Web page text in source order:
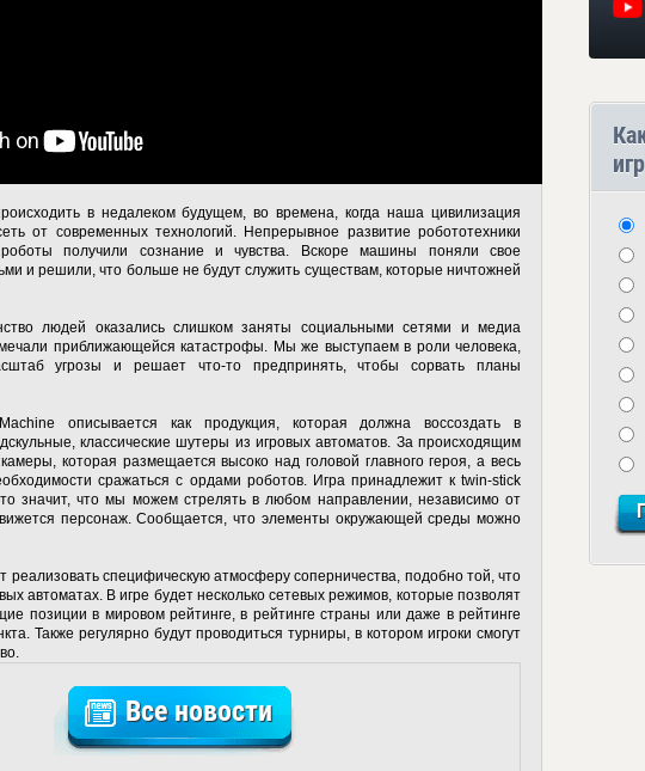
в недалеком будущем, во времена, когда наша цивилизация
от современных технологий. Непрерывное развитие робототехники
получили сознание и чувства. Вскоре машины поняли свое
и решили, что больше не будут служить существам, которые ничтожней
людей оказались слишком заняты социальными сетями и медиа
приближающейся катастрофы. Мы же выступаем в роли человека,
угрозы и решает что-то предпринять, чтобы сорвать планы
описывается как продукция, которая должна воссоздать в
классические шутеры из игровых автоматов. За происходящим
которая размещается высоко над головой главного героя, а весь
сражаться с ордами роботов. Игра принадлежит к twin-stick
значит, что мы можем стрелять в любом направлении, независимо от
персонаж. Сообщается, что элементы окружающей среды можно
реализовать специфическую атмосферу соперничества, подобно той, что
автоматах. В игре будет несколько сетевых режимов, которые позволят
позиции в мировом рейтинге, в рейтинге страны или даже в рейтинге
Также регулярно будут проводиться турниры, в котором игроки смогут
Все новости